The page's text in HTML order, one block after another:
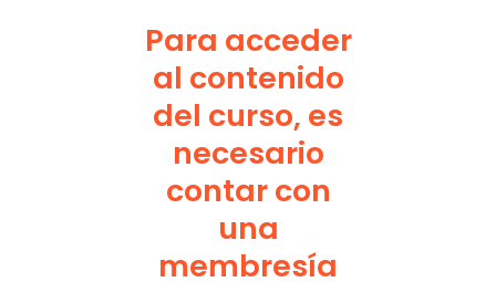
Para acceder
al contenido
del curso, es
necesario
contar con
una
membresía